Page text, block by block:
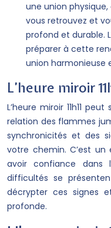
une union
vous retrouvez et
profond et durable.
préparer à cette
union harmonieuse
L’heure miroir
L’heure miroir 11h11
relation des flammes
synchronicités et des
votre chemin. C’est
avoir confiance dans
difficultés se
décrypter ces signes
profonde.